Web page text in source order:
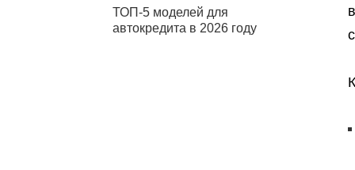
ТОП-5 моделей для
автокредита в 2026 году